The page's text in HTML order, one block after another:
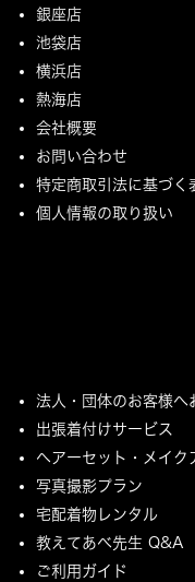
銀座店
池袋店
横浜店
熱海店
会社概要
お問い合わせ
特定商取引法に基づく
個人情報の取り扱い
法人・団体のお客様へ
出張着付けサービス
ヘアーセット・メイク
写真撮影プラン
宅配着物レンタル
教えてあべ先生 Q&A
ご利用ガイド